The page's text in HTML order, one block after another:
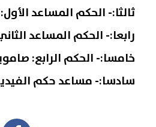
ثالثا:- الحكم المساعد
رابعا:- الحكم المساعد
خامسا:- الحكم الرابع:
سادسا:- مساعد حكم